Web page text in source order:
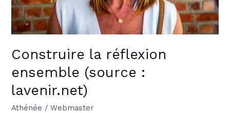
Construire la réflexion
ensemble (source :
lavenir.net)
Athénée /Webmaster